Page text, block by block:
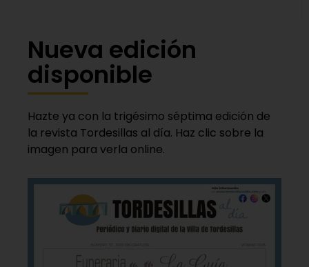
Nueva edición
disponible
Hazte ya con la trigésimo séptima edición de
la revista Tordesillas al día. Haz clic sobre la
imagen para verla online.